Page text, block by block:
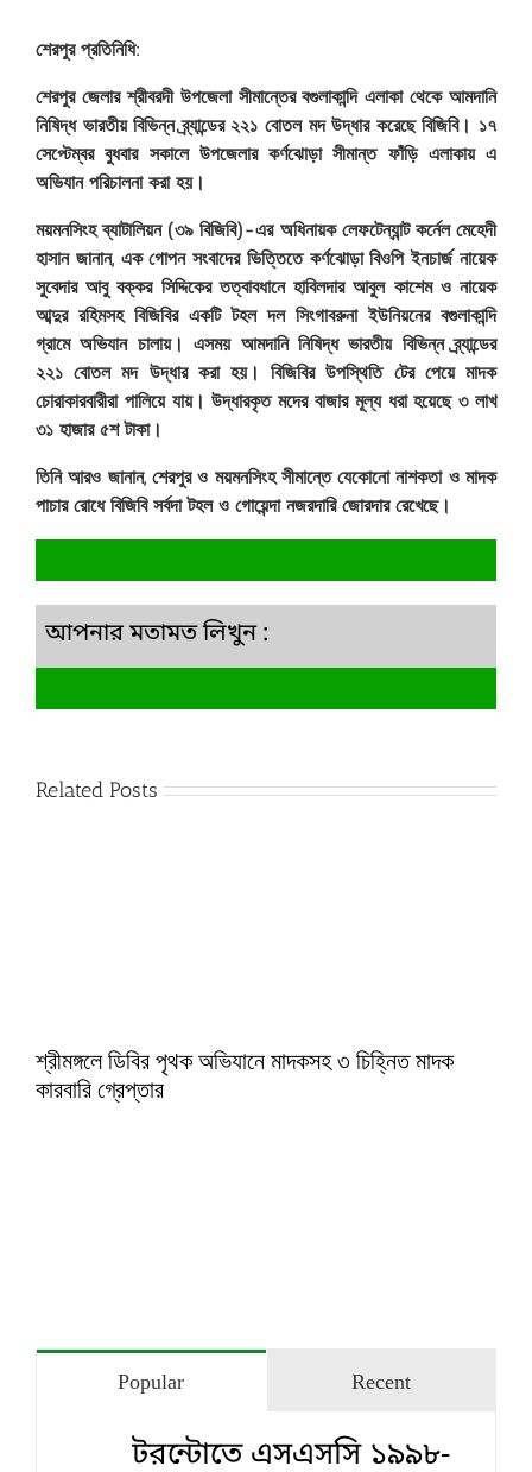
শেরপুর প্রতিনিধি:
শেরপুর জেলার শ্রীবরদী উপজেলা সীমান্তের বগুলাকান্দি এলাকা থেকে আমদানি
নিষিদ্ধ ভারতীয় বিভিন্ন ব্র্যান্ডের ২২১ বোতল মদ উদ্ধার করেছে বিজিবি। ১৭
সেপ্টেম্বর বুধবার সকালে উপজেলার কর্ণঝোড়া সীমান্ত ফাঁড়ি এলাকায় এ
অভিযান পরিচালনা করা হয়।
ময়মনসিংহ ব্যাটালিয়ন (৩৯ বিজিবি)-এর অধিনায়ক লেফটেন্যান্ট কর্নেল মেহেদী
হাসান জানান, এক গোপন সংবাদের ভিত্তিতে কর্ণঝোড়া বিওপি ইনচার্জ নায়েক
সুবেদার আবু বক্কর সিদ্দিকের তত্বাবধানে হাবিলদার আবুল কাশেম ও নায়েক
আব্দুর রহিমসহ বিজিবির একটি টহল দল সিংগাবরুনা ইউনিয়নের বগুলাকান্দি
গ্রামে অভিযান চালায়। এসময় আমদানি নিষিদ্ধ ভারতীয় বিভিন্ন ব্র্যান্ডের
২২১ বোতল মদ উদ্ধার করা হয়। বিজিবির উপস্থিতি টের পেয়ে মাদক
চোরাকারবারীরা পালিয়ে যায়। উদ্ধারকৃত মদের বাজার মূল্য ধরা হয়েছে ৩ লাখ
৩১ হাজার ৫শ টাকা।
তিনি আরও জানান, শেরপুর ও ময়মনসিংহ সীমান্তে যেকোনো নাশকতা ও মাদক
পাচার রোধে বিজিবি সর্বদা টহল ও গোয়েন্দা নজরদারি জোরদার রেখেছে।
আপনার মতামত লিখুন :
Related Posts
শ্রীমঙ্গলে ডিবির পৃথক অভিযানে মাদকসহ ৩ চিহ্নিত মাদক
কারবারি গ্রেপ্তার
Popular Recent
টরন্টোতে এসএসসি ১৯৯৮-